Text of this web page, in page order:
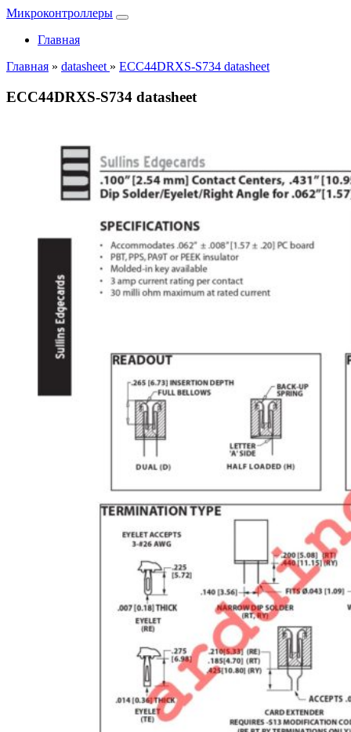
Микроконтроллеры
Главная
Главная » datasheet » ECC44DRXS-S734 datasheet
ECC44DRXS-S734 datasheet